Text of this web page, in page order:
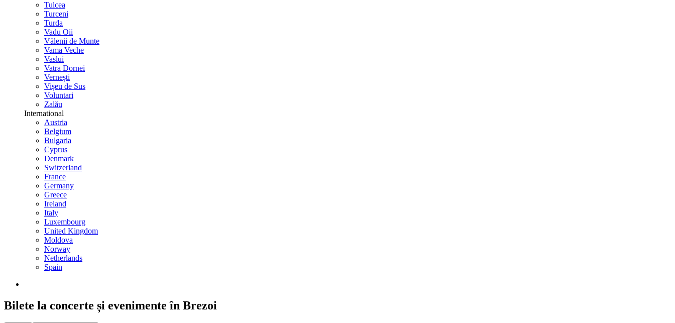
Tulcea
Turceni
Turda
Vadu Oii
Vălenii de Munte
Vama Veche
Vaslui
Vatra Dornei
Vernești
Vișeu de Sus
Voluntari
Zalău
International
Austria
Belgium
Bulgaria
Cyprus
Denmark
Switzerland
France
Germany
Greece
Ireland
Italy
Luxembourg
United Kingdom
Moldova
Norway
Netherlands
Spain
Bilete la concerte și evenimente în Brezoi